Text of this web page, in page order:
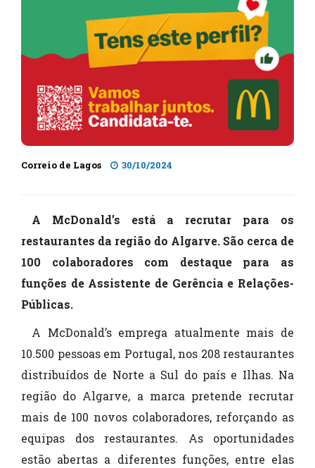
Correio de Lagos 30/10/2024
A McDonald’s está a recrutar para os
restaurantes da região do Algarve. São cerca de
100 colaboradores com destaque para as
funções de Assistente de Gerência e Relações-
Públicas.
A McDonald’s emprega atualmente mais de
10.500 pessoas em Portugal, nos 208 restaurantes
distribuídos de Norte a Sul do país e Ilhas. Na
região do Algarve, a marca pretende recrutar
mais de 100 novos colaboradores, reforçando as
equipas dos restaurantes. As oportunidades
estão abertas a diferentes funções, entre elas